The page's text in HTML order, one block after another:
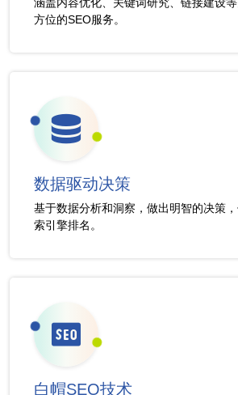
方位的SEO服务。
数据驱动决策
基于数据分析和洞察，做出明智的决策
索引擎排名。
白帽SEO技术